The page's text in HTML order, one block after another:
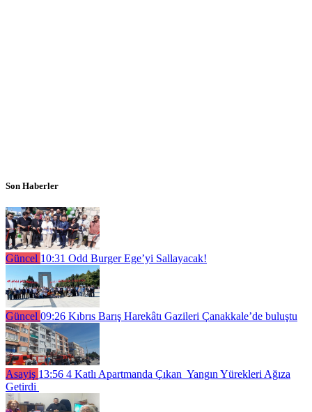
Son Haberler
Güncel 10:31 Odd Burger Ege’yi Sallayacak!
Güncel 09:26 Kıbrıs Barış Harekâtı Gazileri Çanakkale’de buluştu
Asayiş 13:56 4 Katlı Apartmanda Çıkan Yangın Yürekleri Ağıza
Getirdi